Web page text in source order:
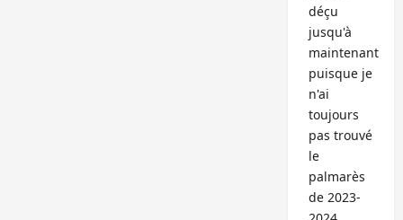
déçu
jusqu'à
maintenant
puisque je
n'ai
toujours
pas trouvé
le
palmarès
de 2023-